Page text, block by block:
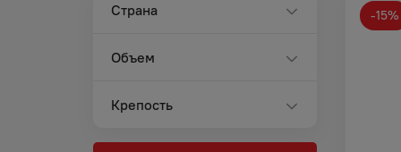
Страна
Объем
Крепость
-15%